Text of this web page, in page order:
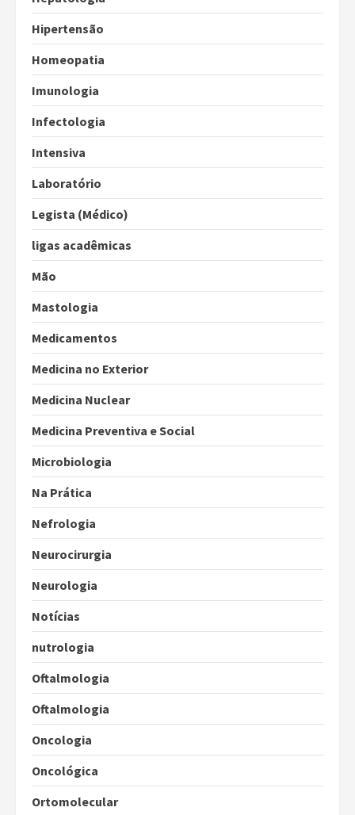
Hipertensão
Homeopatia
Imunologia
Infectologia
Intensiva
Laboratório
Legista (Médico)
ligas acadêmicas
Mão
Mastologia
Medicamentos
Medicina no Exterior
Medicina Nuclear
Medicina Preventiva e Social
Microbiologia
Na Prática
Nefrologia
Neurocirurgia
Neurologia
Notícias
nutrologia
Oftalmologia
Oftalmologia
Oncologia
Oncológica
Ortomolecular